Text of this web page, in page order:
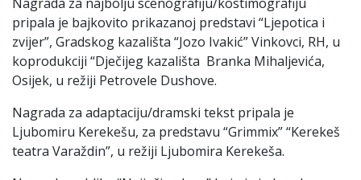
pripala je bajkovito prikazanoj predstavi “Ljepotica i
zvijer”, Gradskog kazališta “Jozo Ivakić” Vinkovci, RH, u
koprodukciji “Dječijeg kazališta Branka Mihaljevića,
Osijek, u režiji Petrovele Dushove.
Nagrada za adaptaciju/dramski tekst pripala je
Ljubomiru Kerekešu, za predstavu “Grimmix” “Kerekeš
teatra Varaždin”, u režiji Ljubomira Kerekeša.